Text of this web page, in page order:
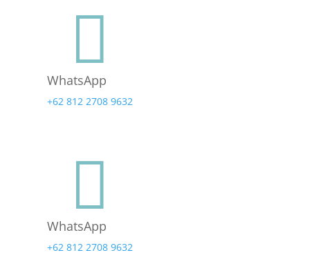

WhatsApp
+62 812 2708 9632

WhatsApp
+62 812 2708 9632